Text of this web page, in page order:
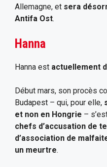
Allemagne, et sera
Antifa Ost.
Hanna
Hanna est actuellement
Début mars, son procès
Budapest – qui, pour elle,
et non en Hongrie –
chefs d’accusation de
d’association de
un meurtre.